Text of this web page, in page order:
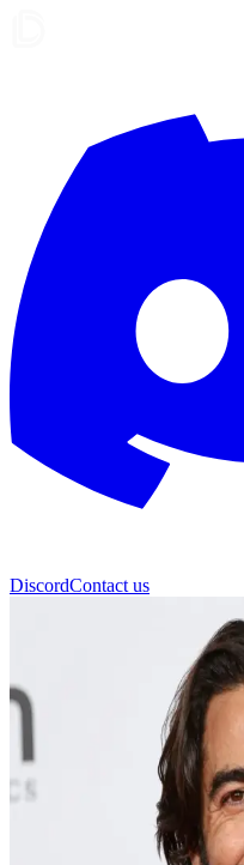
DiscordContact us